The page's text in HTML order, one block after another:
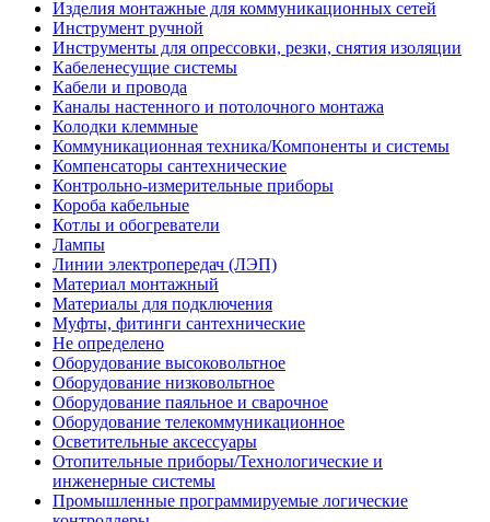
Изделия монтажные для коммуникационных сетей
Инструмент ручной
Инструменты для опрессовки, резки, снятия изоляции
Кабеленесущие системы
Кабели и провода
Каналы настенного и потолочного монтажа
Колодки клеммные
Коммуникационная техника/Компоненты и системы
Компенсаторы сантехнические
Контрольно-измерительные приборы
Короба кабельные
Котлы и обогреватели
Лампы
Линии электропередач (ЛЭП)
Материал монтажный
Материалы для подключения
Муфты, фитинги сантехнические
Не определено
Оборудование высоковольтное
Оборудование низковольтное
Оборудование паяльное и сварочное
Оборудование телекоммуникационное
Осветительные аксессуары
Отопительные приборы/Технологические и
инженерные системы
Промышленные программируемые логические